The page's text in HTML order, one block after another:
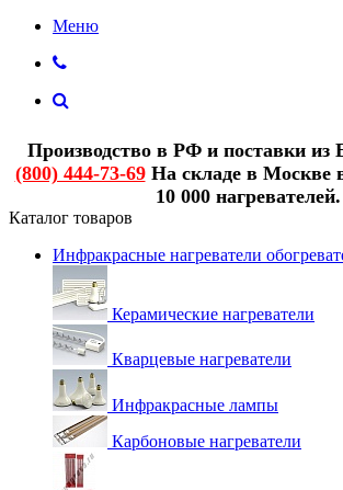
Меню
Производство в РФ и поставки из
(800) 444-73-69На складе в Москве
10 000 нагревателей.
Каталог товаров
Инфракрасные нагреватели
Керамические нагреватели
Кварцевые нагреватели
Инфракрасные лампы
Карбоновые нагреватели